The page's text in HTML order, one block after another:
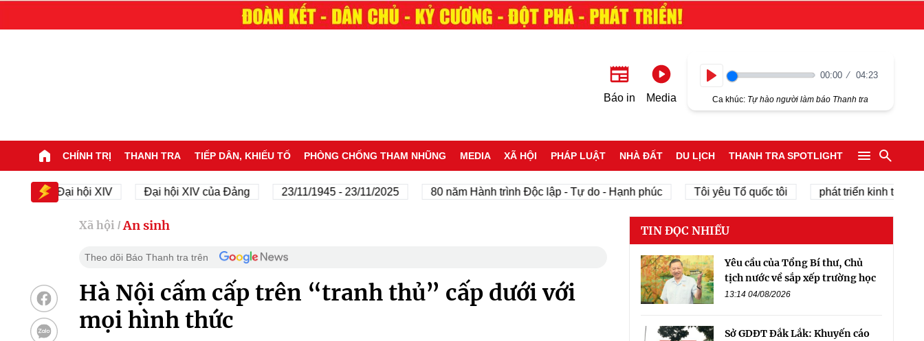
Báo in Media
00:00 04:23
Ca khúc: Tự hào người làm báo Thanh tra
CHÍNH TRỊ THANH TRA TIẾP DÂN, KHIẾU TỐ PHÒNG CHỐNG THAM NHŨNG MEDIA XÃ HỘI PHÁP LUẬT NHÀ ĐẤT DU LỊCH THANH TRA SPOTLIGHT
Đại hội XIV Đại hội XIV của Đảng 23/11/1945 - 23/11/2025 80 năm Hành trình Độc lập - Tự do - Hạnh phúc Tôi yêu Tổ quốc tôi phát triển kinh tế tư nhân
Xã hội / An sinh
Theo dõi Báo Thanh tra trên
Hà Nội cấm cấp trên “tranh thủ” cấp dưới với
mọi hình thức
TIN ĐỌC NHIỀU
Yêu cầu của Tổng Bí thư, Chủ
tịch nước về sắp xếp trường học
13:14 04/08/2026
Sở GDĐT Đắk Lắk: Khuyến cáo